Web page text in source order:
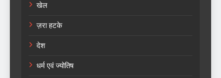
खेल
ज़रा हटके
देश
धर्म एवं ज्योतिष